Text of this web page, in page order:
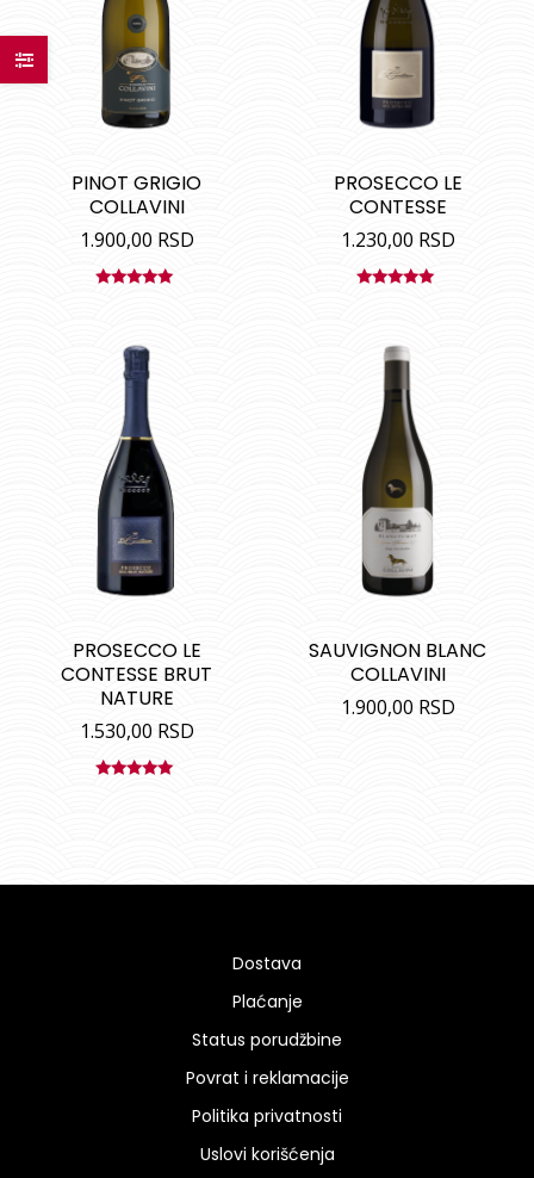
PINOT GRIGIO
COLLAVINI
1.900,00 RSD
PROSECCO LE
CONTESSE
1.230,00 RSD
PROSECCO LE
CONTESSE BRUT
NATURE
1.530,00 RSD
SAUVIGNON BLANC
COLLAVINI
1.900,00 RSD
Dostava
Plaćanje
Status porudžbine
Povrat i reklamacije
Politika privatnosti
Uslovi korišćenja